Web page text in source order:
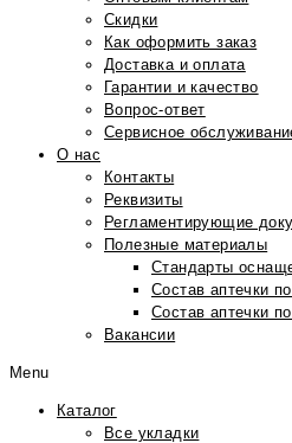
Скидки
Как оформить заказ
Доставка и оплата
Гарантии и качество
Вопрос-ответ
Сервисное
О нас
Контакты
Реквизиты
Регламентирующие
Полезные материалы
Стандарты
Состав аптечки
Состав аптечки
Вакансии
Menu
Каталог
Все укладки